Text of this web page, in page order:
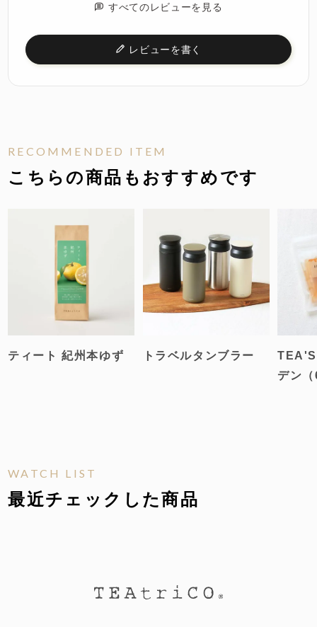
すべてのレビューを見る
レビューを書く
RECOMMENDED ITEM
こちらの商品もおすすめです
ティート 紀州本ゆず トラベルタンブラー
デン
WATCH LIST
最近チェックした商品